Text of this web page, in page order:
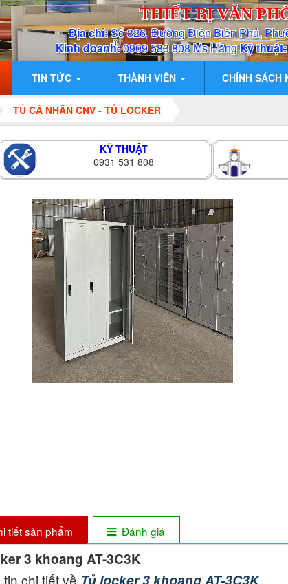
THIẾT BỊ VĂN
Địa chỉ:Số 326, Đường Điện Biên Phủ,
Kinh doanh:0909 583 808 Ms HằngKỹ
TIN TỨC THÀNH VIÊN CHÍNH SÁCH
TỦ CÁ NHÂN CNV - TỦ LOCKER
KỸ THUẬT
0931 531 808
tiết sản phẩm Đánh giá
3 khoang AT-3C3K
chi tiết về Tủ locker 3 khoang AT-3C3K